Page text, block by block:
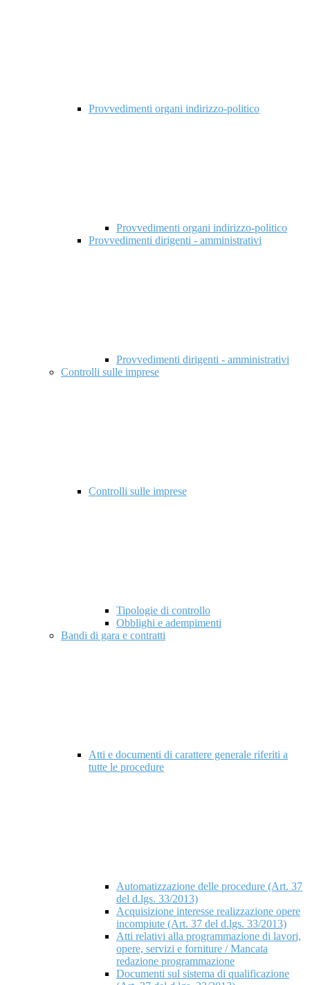
Provvedimenti organi indirizzo-politico
Provvedimenti organi indirizzo-politico
Provvedimenti dirigenti - amministrativi
Provvedimenti dirigenti - amministrativi
Controlli sulle imprese
Controlli sulle imprese
Tipologie di controllo
Obblighi e adempimenti
Bandi di gara e contratti
Atti e documenti di carattere generale riferiti a
tutte le procedure
Automatizzazione delle procedure (Art. 37
del d.lgs. 33/2013)
Acquisizione interesse realizzazione opere
incompiute (Art. 37 del d.lgs. 33/2013)
Atti relativi alla programmazione di lavori,
opere, servizi e forniture / Mancata
redazione programmazione
Documenti sul sistema di qualificazione